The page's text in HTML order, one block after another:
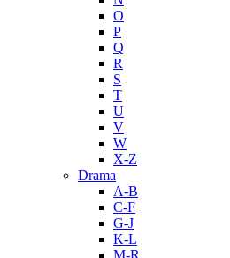
O
P
Q
R
S
T
U
V
W
X-Z
Drama
A-B
C-F
G-J
K-L
M-R